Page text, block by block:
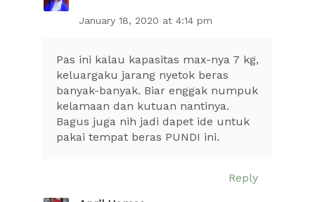
January 18, 2020 at 4:14 pm
Pas ini kalau kapasitas max-nya 7 kg,
keluargaku jarang nyetok beras
banyak-banyak. Biar enggak numpuk
kelamaan dan kutuan nantinya.
Bagus juga nih jadi dapet ide untuk
pakai tempat beras PUNDI ini.
Reply